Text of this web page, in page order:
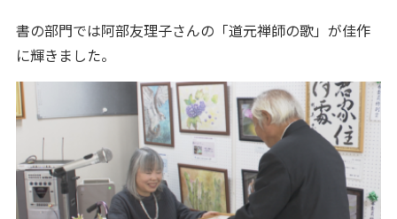
書の部門では阿部友理子さんの「道元禅師の歌」が佳作
に輝きました。